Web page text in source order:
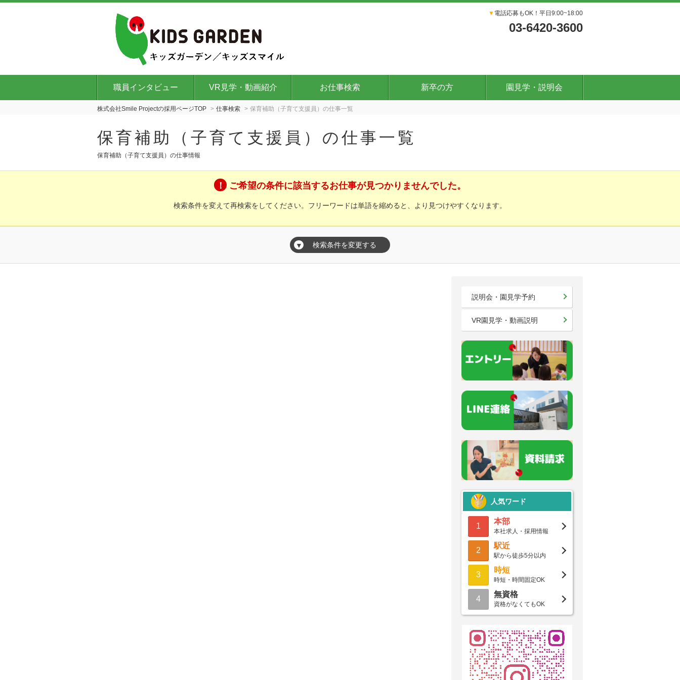
▼ 電話応募もOK！平日9:00~18:00
03-6420-3600
職員インタビュー VR見学・動画紹介 お仕事検索 新卒の方 園見学・説明会
株式会社Smile Projectの採用ページTOP 仕事検索 保育補助（子育て支援員）の仕事一覧
保育補助（子育て支援員）の仕事一覧
保育補助（子育て支援員）の仕事情報
ご希望の条件に該当するお仕事が見つかりませんでした。
検索条件を変えて再検索をしてください。フリーワードは単語を縮めると、より見つけやすくなります。
▼ 検索条件を変更する
説明会・園見学予約
VR園見学・動画説明
人気ワード
1
本部
本社求人・採用情報
2
駅近
駅から徒歩5分以内
3
時短
時短・時間固定OK
4
無資格
資格がなくてもOK